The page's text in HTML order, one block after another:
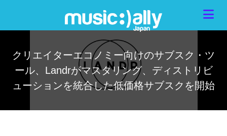
クリエイターエコノミー向けのサブスク・ツ
ール、Landrがマスタリング、ディストリビ
ューションを統合した低価格サブスクを開始